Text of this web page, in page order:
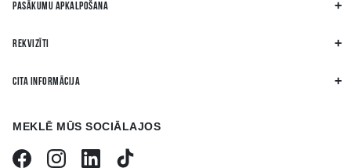
PASĀKUMU APKALPOŠANA
REKVIZĪTI
CITA INFORMĀCIJA
MEKLĒ MŪS SOCIĀLAJOS